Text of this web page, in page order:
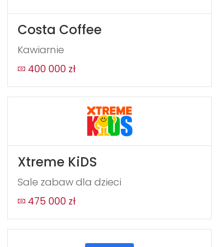
WYŚLIJ
Costa Coffee
Kawiarnie
400 000 zł
Xtreme KiDS
Sale zabaw dla dzieci
475 000 zł